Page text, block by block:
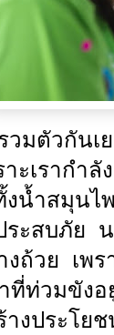
วมตัวกันเ
ะเรากำ
งน้ำสมุน
ระสบภัย
งถ้วย เพ
ที่ท่วมขัง
างประโย